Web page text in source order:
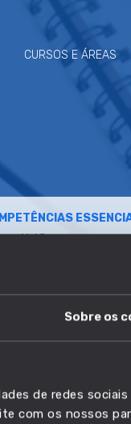
Sobre os
de redes sociais
com os nossos
CURSOS E ÁREAS
aptidões